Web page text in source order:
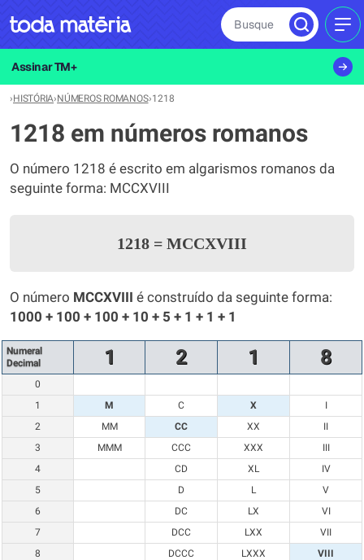
Busque
Assinar TM+
›HISTÓRIA›NÚMEROS ROMANOS›1218
1218 em números romanos
O número 1218 é escrito em algarismos romanos da
seguinte forma: MCCXVIII
1218 = MCCXVIII
O número MCCXVIII é construído da seguinte forma:
1000 + 100 + 100 + 10 + 5 + 1 + 1 + 1
Numeral
Decimal
1 2 1 8
0
1
M C X
I
2
MM CC XX
II
3
MMM CCC XXX
III
4
CD XL
IV
5
D L
V
6
DC LX
VI
7
DCC LXX
VII
8
DCCC LXXX
VIII